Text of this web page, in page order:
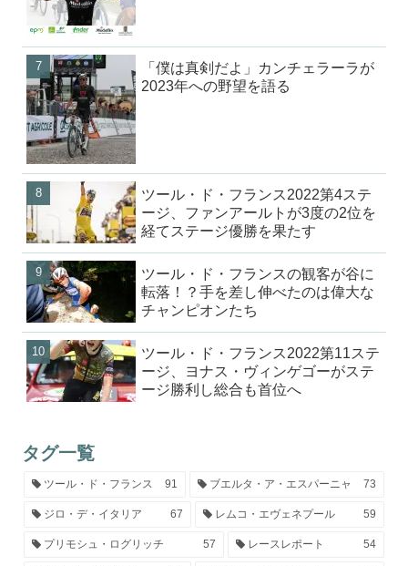
「僕は真剣だよ」カンチェラーラが
2023年への野望を語る
ツール・ド・フランス2022第4ステ
ージ、ファンアールトが3度の2位を
経てステージ優勝を果たす
ツール・ド・フランスの観客が谷に
転落！？手を差し伸べたのは偉大な
チャンピオンたち
ツール・ド・フランス2022第11ステ
ージ、ヨナス・ヴィンゲゴーがステ
ージ勝利し総合も首位へ
タグ一覧
ツール・ド・フランス 91 ブエルタ・ア・エスパーニャ 73
ジロ・デ・イタリア 67 レムコ・エヴェネプール 59
プリモシュ・ログリッチ 57 レースレポート 54